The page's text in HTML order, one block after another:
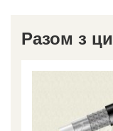
Разом з